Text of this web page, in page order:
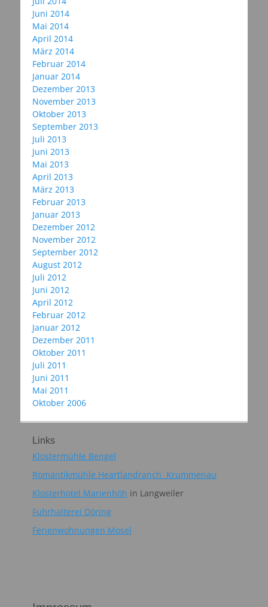
Juni 2014
Mai 2014
April 2014
März 2014
Februar 2014
Januar 2014
Dezember 2013
November 2013
Oktober 2013
September 2013
Juli 2013
Juni 2013
Mai 2013
April 2013
März 2013
Februar 2013
Januar 2013
Dezember 2012
November 2012
September 2012
August 2012
Juli 2012
Juni 2012
April 2012
Februar 2012
Januar 2012
Dezember 2011
Oktober 2011
Juli 2011
Juni 2011
Mai 2011
Oktober 2006
Links
Klostermühle Bengel
Romantikmühle Heartlandranch Krummenau
Klosterhotel Marienhöh in Langweiler
Fuhrhalterei Döring
Ferienwohnungen Mosel